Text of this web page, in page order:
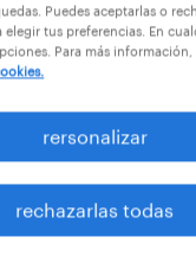
metropolitana
por mes
Puedes aceptarlas o
elegir tus preferencias. En
Para más
rersonalizar
rechazarlas todas